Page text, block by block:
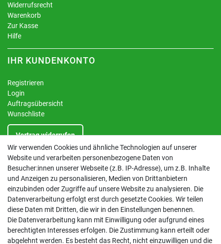
Widerrufsrecht
Warenkorb
Zur Kasse
Hilfe
IHR KUNDENKONTO
Registrieren
Login
Auftragsübersicht
Wunschliste
Vertrag widerrufen
INFORMATIONEN
Kontakt
Datenschutzerklärung
AGB
Impressum
Barrierefreiheitserklärung
Altbatterie-Ensorgung
Wir verwenden Cookies und ähnliche Technologien auf unserer
Website und verarbeiten personenbezogene Daten von
Besucher:innen unserer Webseite (z.B. IP-Adresse), um z.B. Inhalte
und Anzeigen zu personalisieren, Medien von Drittanbietern
einzubinden oder Zugriffe auf unsere Website zu analysieren. Die
Datenverarbeitung erfolgt erst durch gesetzte Cookies. Wir teilen
diese Daten mit Dritten, die wir in den Einstellungen benennen.
Die Datenverarbeitung kann mit Einwilligung oder aufgrund eines
berechtigten Interesses erfolgen. Die Zustimmung kann erteilt oder
abgelehnt werden. Es besteht das Recht, nicht einzuwilligen und die